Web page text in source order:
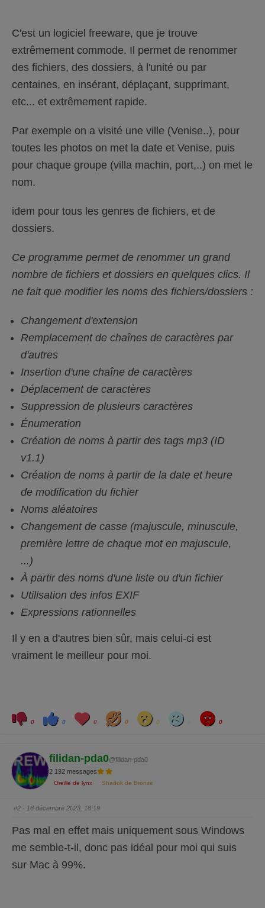
C'est un logiciel freeware, que je trouve
extrêmement commode. Il permet de renommer
des fichiers, des dossiers, à l'unité ou par
centaines, en insérant, déplaçant, supprimant,
etc... et extrêmement rapide.
Par exemple on a visité une ville (Venise..), pour
toutes les photos on met la date et Venise, puis
pour chaque groupe (villa machin, port,..) on met le
nom.
idem pour tous les genres de fichiers, et de
dossiers.
Ce programme permet de renommer un grand
nombre de fichiers et dossiers en quelques clics. Il
ne fait que modifier les noms des fichiers/dossiers :
Changement d'extension
Remplacement de chaînes de caractères par
d'autres
Insertion d'une chaîne de caractères
Déplacement de caractères
Suppression de plusieurs caractères
Énumeration
Création de noms à partir des tags mp3 (ID
v1.1)
Création de noms à partir de la date et heure
de modification du fichier
Noms aléatoires
Changement de casse (majuscule, minuscule,
première lettre de chaque mot en majuscule,
...)
À partir des noms d'une liste ou d'un fichier
Utilisation des infos EXIF
Expressions rationnelles
Il y en a d'autres bien sûr, mais celui-ci est
vraiment le meilleur pour moi.
l
z
p
o
u
r
u
o
u
d
c
n
d
0
l
p
u
u
u
l
é
0
L
o0
H
a 0
o0
a 0
n0
filidan-pda0@filidan-pda0
2 192 messages
Oreille de lynx Shadok de Bronze
#2 · 18 décembre 2023, 18:19
Pas mal en effet mais uniquement sous Windows
me semble-t-il, donc pas idéal pour moi qui suis
sur Mac à 99%.